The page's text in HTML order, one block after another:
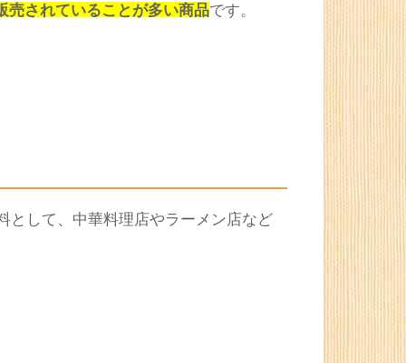
売されていることが多い商品です。
として、中華料理店やラーメン店など